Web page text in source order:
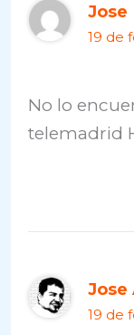
Jose
19 de
No lo
telemadrid
Jose
19 de